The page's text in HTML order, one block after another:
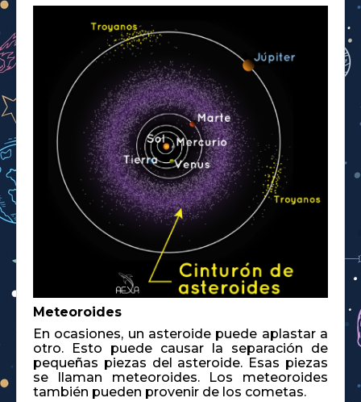
Meteoroides
En ocasiones, un asteroide puede aplastar a
otro. Esto puede causar la separación de
pequeñas piezas del asteroide. Esas piezas
se llaman meteoroides. Los meteoroides
también pueden provenir de los cometas.